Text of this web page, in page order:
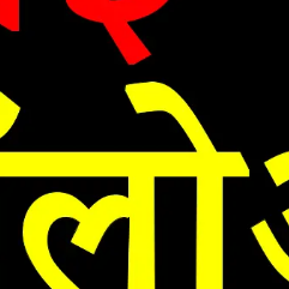
को
पर
में भारी
हुआ